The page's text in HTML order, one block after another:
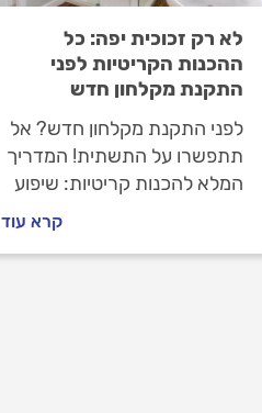
לא רק זכוכית יפה: כל
ההכנות הקריטיות לפני
התקנת מקלחון חדש
לפני התקנת מקלחון חדש? אל
תתפשרו על התשתית! המדריך
המלא להכנות קריטיות: שיפוע
בטיחות זכוכית מחוסמת ותזמון
נכון למדידות. מנעו נזילות
קרא עוד